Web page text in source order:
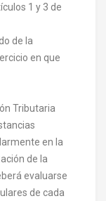
1 y 3 de
de la
en que
Tributaria
en la
de la
evaluarse
de cada